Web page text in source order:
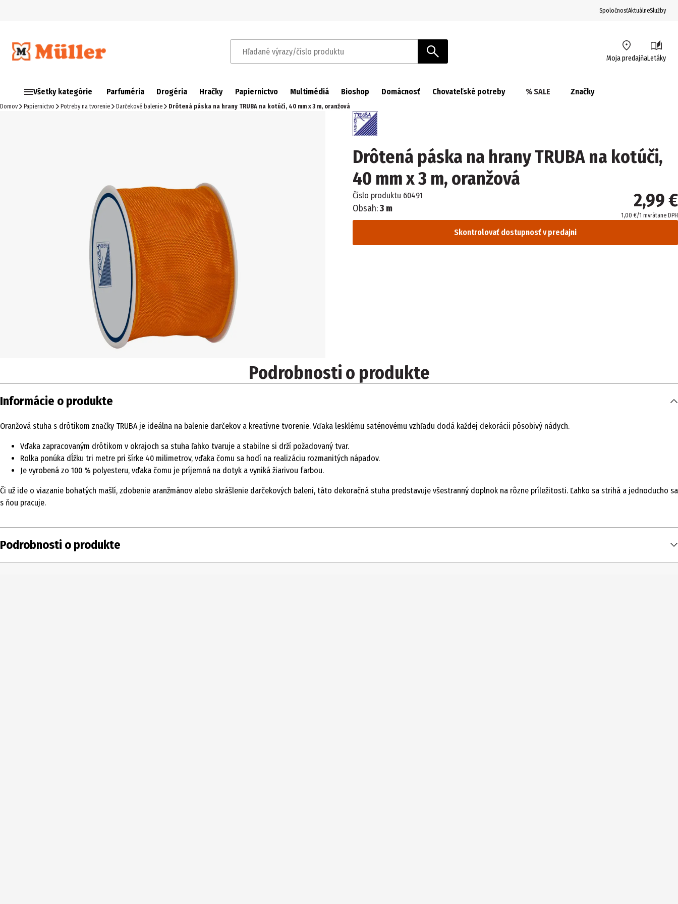
SpoločnosťAktuálneSlužby
Hľadané výrazy/číslo produktu Moja predajňaLetáky
Všetky kategórie Parfuméria Drogéria Hračky Papiernictvo Multimédiá Bioshop Domácnosť Chovateľské potreby % SALE Značky
Domov Papiernictvo Potreby na tvorenie Darčekové balenie Drôtená páska na hrany TRUBA na kotúči, 40 mm x 3 m, oranžová
Drôtená páska na hrany TRUBA na kotúči,
40 mm x 3 m, oranžová
Číslo produktu 60491
Obsah:3 m 2,99 €
1,00 €/1 mvrátane DPH
Skontrolovať dostupnosť v predajni
Podrobnosti o produkte
Informácie o produkte
Oranžová stuha s drôtikom značky TRUBA je ideálna na balenie darčekov a kreatívne tvorenie. Vďaka lesklému saténovému vzhľadu dodá každej dekorácii pôsobivý nádych.
Vďaka zapracovaným drôtikom v okrajoch sa stuha ľahko tvaruje a stabilne si drží požadovaný tvar.
Rolka ponúka dĺžku tri metre pri šírke 40 milimetrov, vďaka čomu sa hodí na realizáciu rozmanitých nápadov.
Je vyrobená zo 100 % polyesteru, vďaka čomu je príjemná na dotyk a vyniká žiarivou farbou.
Či už ide o viazanie bohatých mašlí, zdobenie aranžmánov alebo skrášlenie darčekových balení, táto dekoračná stuha predstavuje všestranný doplnok na rôzne príležitosti. Ľahko sa strihá a jednoducho sa
s ňou pracuje.
Podrobnosti o produkte